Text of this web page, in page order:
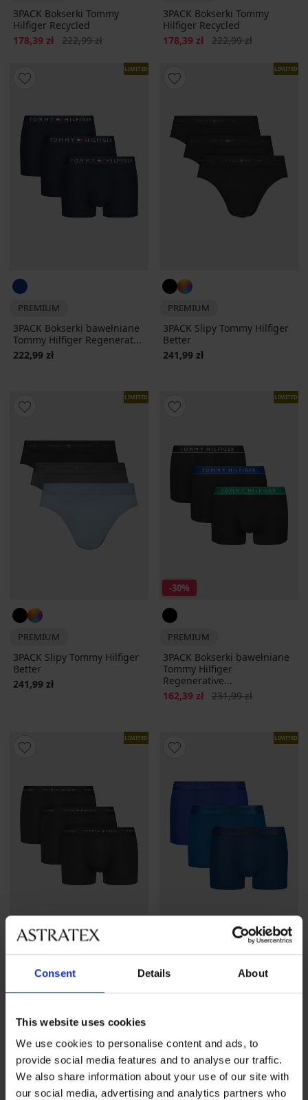
Consent Details About
This website uses cookies
We use cookies to personalise content and ads, to
provide social media features and to analyse our traffic.
We also share information about your use of our site with
our social media, advertising and analytics partners who
3PACK Bokserki Tommy
Hilfiger Recycled
Zniżka
178,39 zł Pierwotna cena
222,99 zł
3PACK Bokserki Tommy
Hilfiger Recycled
Zniżka
178,39 zł Pierwotna cena
222,99 zł
LIMITED
PREMIUM
3PACK Bokserki bawełniane
Tommy Hilfiger Regenerat...
222,99 zł
LIMITED
PREMIUM
3PACK Slipy Tommy Hilfiger
Better
241,99 zł
LIMITED
PREMIUM
3PACK Slipy Tommy Hilfiger
Better
241,99 zł
LIMITED
-30%
PREMIUM
3PACK Bokserki bawełniane
Tommy Hilfiger
Regenerative...
Zniżka
162,39 zł Pierwotna cena
231,99 zł
LIMITED
PREMIUM
3PACK Bokserki Tommy
222,99 zł
LIMITED
PREMIUM
3PACK Bokserki Tommy
LIMITED LIMITED